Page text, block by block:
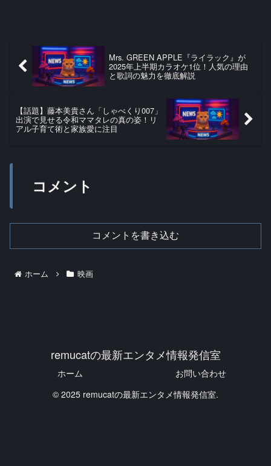
Mrs. GREEN APPLE『ライラック』が
2025年上半期カラオケ1位！人気の理由
と歌詞の魅力を徹底解説
【話題】藤本美貴さん「しゃべくり007」
出演で見せる令和ママタレの真の姿！リ
アル子育て術と家族愛に注目
コメント
コメントを書き込む
ホーム 映画
remucatの最新エンタメ情報発信室
ホーム
お問い合わせ
© 2025 remucatの最新エンタメ情報発信室.